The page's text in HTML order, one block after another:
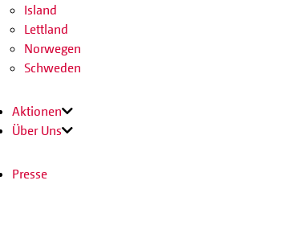
Island
Lettland
Norwegen
Schweden
Aktionen
Über Uns
Presse